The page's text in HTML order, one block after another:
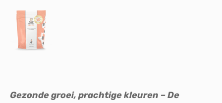
Gezonde groei, prachtige kleuren – De